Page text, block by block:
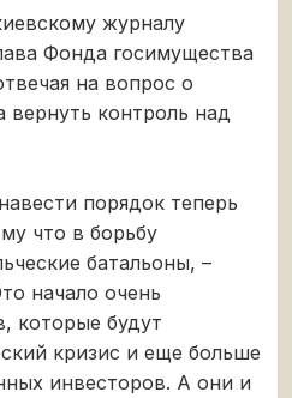
журналу
Фонда госимущества
на вопрос о
вернуть контроль над
порядок теперь
что в борьбу
батальоны, –
начало очень
которые будут
кризис и еще больше
инвесторов. А они и